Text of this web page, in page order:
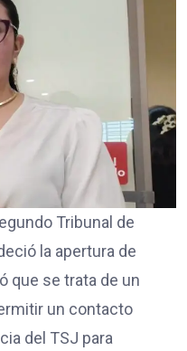
Tribunal de
la apertura de
que se trata de un
un contacto
del TSJ para